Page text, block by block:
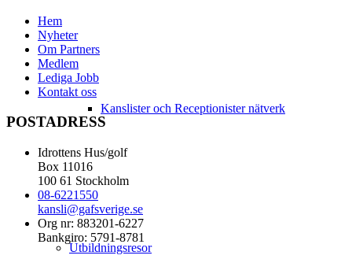
Kanslister och Receptionister nätverk
Utbildningsresor
Hem
Nyheter
Om Partners
Medlem
Lediga Jobb
Kontakt oss
POSTADRESS
Idrottens Hus/golf
Box 11016
100 61 Stockholm
08-6221550
kansli@gafsverige.se
Org nr: 883201-6227
Bankgiro: 5791-8781